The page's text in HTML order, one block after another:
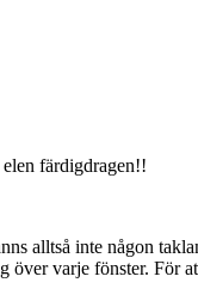
färdigdragen!!
alltså inte någon
över varje fönster. För